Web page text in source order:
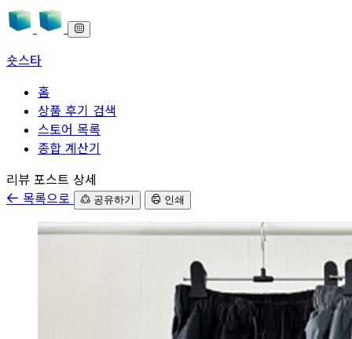
숏스타
홈
상품 후기 검색
스토어 목록
종합 계산기
본문으로 바로가기
리뷰 포스트 상세
목록으로
공유하기 인쇄